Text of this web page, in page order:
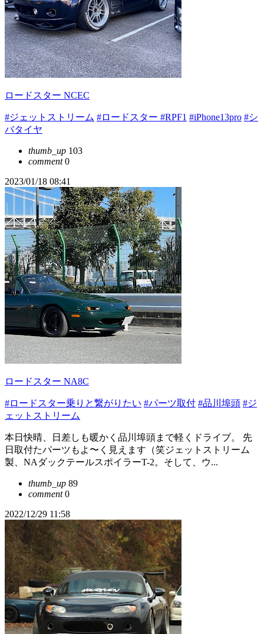
ロードスター NCEC
#ジェットストリーム #ロードスター #RPF1 #iPhone13pro #シ
バタイヤ
thumb_up 103
comment0
2023/01/18 08:41
ロードスター NA8C
#ロードスター乗りと繋がりたい #パーツ取付 #品川埠頭 #ジ
ェットストリーム
本日快晴、日差しも暖かく品川埠頭まで軽くドライブ。 先
日取付たパーツもよ〜く見えます（笑ジェットストリーム
製、NAダックテールスポイラーT-2。そして、ウ...
thumb_up 89
comment0
2022/12/29 11:58